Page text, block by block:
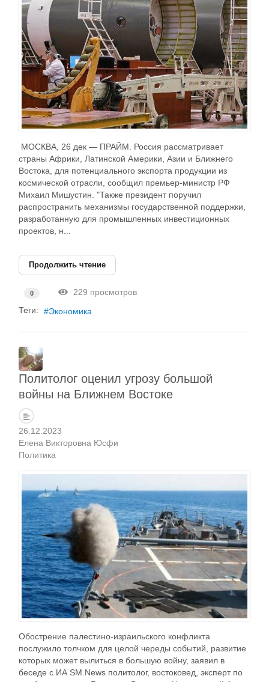
МОСКВА, 26 дек — ПРАЙМ. Россия рассматривает
страны Африки, Латинской Америки, Азии и Ближнего
Востока, для потенциального экспорта продукции из
космической отрасли, сообщил премьер-министр РФ
Михаил Мишустин. "Также президент поручил
распространить механизмы государственной поддержки,
разработанную для промышленных инвестиционных
проектов, н...
Продолжить чтение
0
229 просмотров
Теги:
Экономика
Политолог оценил угрозу большой
войны на Ближнем Востоке
26.12.2023
Елена Викторовна Юсфи
Политика
Обострение палестино-израильского конфликта
послужило толчком для целой череды событий, развитие
которых может вылиться в большую войну, заявил в
беседе с ИА SM.News политолог, востоковед, эксперт по